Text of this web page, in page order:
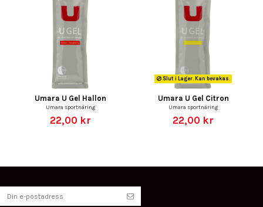
Umara U Gel Hallon
Umara sportnäring
22,00 kr
Slut i Lager. Kan bevakas.
Umara U Gel Citron
Umara sportnäring
22,00 kr